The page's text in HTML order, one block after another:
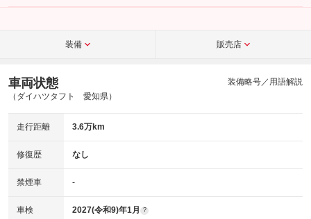
こちら
装備 販売店
車両状態
（ダイハツタフト 愛知県）
装備略号／用語解説
走行距離 3.6万km
修復歴 なし
禁煙車 -
車検 2027(令和9)年1月 ?